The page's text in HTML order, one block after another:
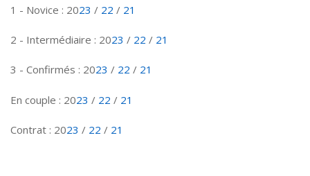
1 - Novice : 2023 / 22 / 21
2 - Intermédiaire : 2023 / 22 / 21
3 - Confirmés : 2023 / 22 / 21
En couple : 2023 / 22 / 21
Contrat : 2023 / 22 / 21